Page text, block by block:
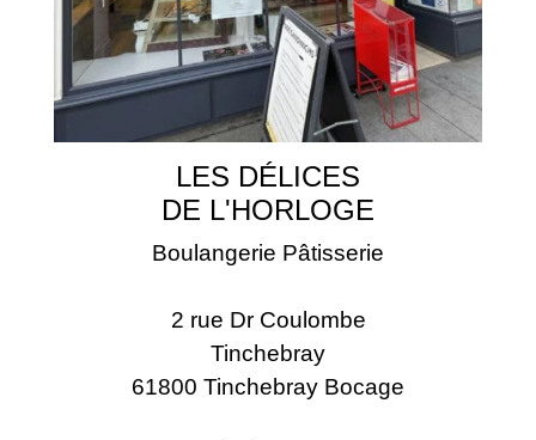
LES DÉLICES
DE L'HORLOGE
Boulangerie Pâtisserie
2 rue Dr Coulombe
Tinchebray
61800 Tinchebray Bocage